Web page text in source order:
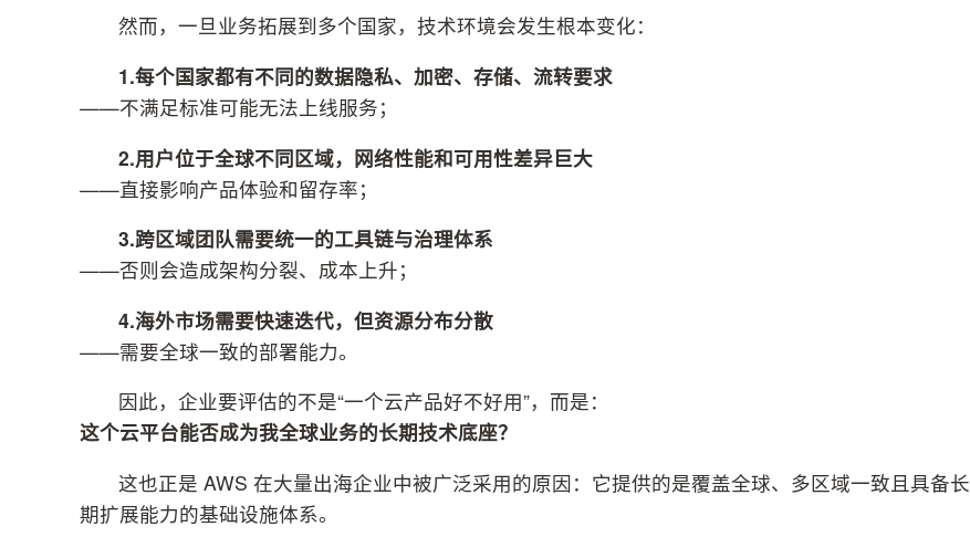
然而，一旦业务拓展到多个国家，技术环境会发生根本变化：
1.每个国家都有不同的数据隐私、加密、存储、流转要求
——不满足标准可能无法上线服务；
2.用户位于全球不同区域，网络性能和可用性差异巨大
——直接影响产品体验和留存率；
3.跨区域团队需要统一的工具链与治理体系
——否则会造成架构分裂、成本上升；
4.海外市场需要快速迭代，但资源分布分散
——需要全球一致的部署能力。
因此，企业要评估的不是“一个云产品好不好用”，而是：
这个云平台能否成为我全球业务的长期技术底座？
这也正是 AWS 在大量出海企业中被广泛采用的原因：它提供的是覆盖全球、多区域一致且具备长
期扩展能力的基础设施体系。